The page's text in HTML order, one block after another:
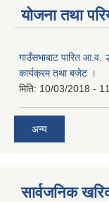
योजना तथा
गाउँसभाबाट पारित आ.व.
कार्यक्रम तथा बजेट ।
मिति: 10/03/2018 -
अन्य
सार्वजनिक